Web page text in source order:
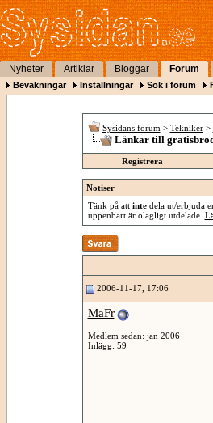
Nyheter Artiklar Bloggar Forum
Bevakningar Inställningar Sök i forum
Sysidans forum > Tekniker >
Länkar till
Registrera
Notiser
Tänk på att intedela ut/erbjuda
uppenbart är olagligt utdelade.
2006-11-17, 17:06
MaFr
Medlem sedan: jan 2006
Inlägg: 59